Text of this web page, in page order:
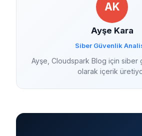
AK
Ayşe Kara
Siber Güvenlik
Ayşe, Cloudspark Blog için siber
olarak içerik